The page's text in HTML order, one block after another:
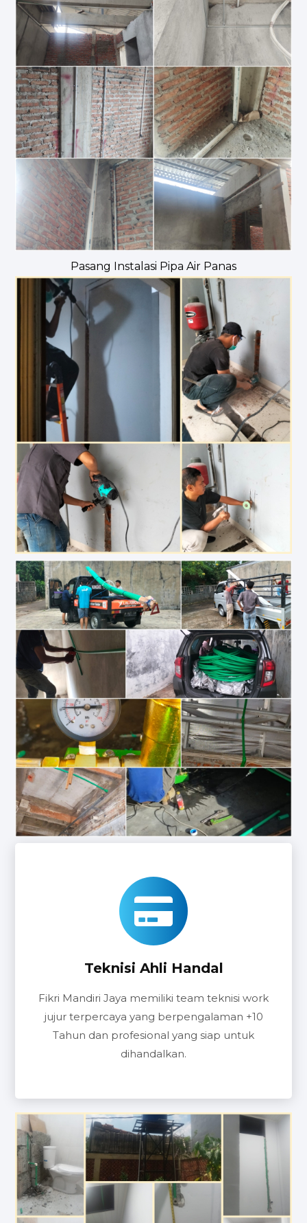
Pasang Instalasi Pipa Air Panas
Teknisi Ahli Handal
Fikri Mandiri Jaya memiliki team teknisi work
jujur terpercaya yang berpengalaman +10
Tahun dan profesional yang siap untuk
dihandalkan.